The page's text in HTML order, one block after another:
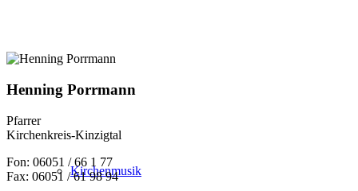
Kirchenmusik
Henning Porrmann
Pfarrer
Kirchenkreis-Kinzigtal
Fon: 06051 / 66 1 77
Fax: 06051 / 61 98 94